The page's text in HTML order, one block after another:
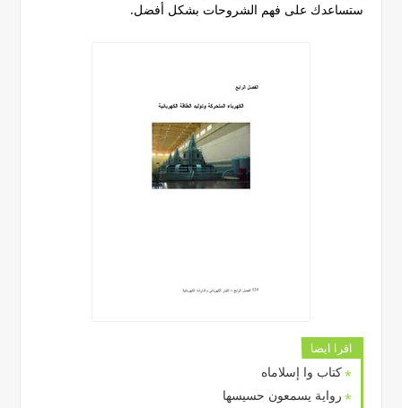
ستساعدك على فهم الشروحات بشكل أفضل.
اقرا ايضا
كتاب وا إسلاماه
رواية يسمعون حسيسها